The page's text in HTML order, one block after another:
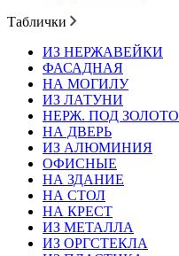
Таблички
ИЗ НЕРЖАВЕЙКИ
ФАСАДНАЯ
НА МОГИЛУ
ИЗ ЛАТУНИ
НЕРЖ. ПОД ЗОЛОТО
НА ДВЕРЬ
ИЗ АЛЮМИНИЯ
ОФИСНЫЕ
НА ЗДАНИЕ
НА СТОЛ
НА КРЕСТ
ИЗ МЕТАЛЛА
ИЗ ОРГСТЕКЛА